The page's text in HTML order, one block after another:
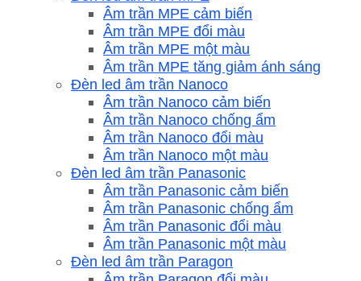
Âm trần MPE cảm biến
Âm trần MPE đổi màu
Âm trần MPE một màu
Âm trần MPE tăng giảm ánh sáng
Đèn led âm trần Nanoco
Âm trần Nanoco cảm biến
Âm trần Nanoco chống ẩm
Âm trần Nanoco đổi màu
Âm trần Nanoco một màu
Đèn led âm trần Panasonic
Âm trần Panasonic cảm biến
Âm trần Panasonic chống ẩm
Âm trần Panasonic đổi màu
Âm trần Panasonic một màu
Đèn led âm trần Paragon